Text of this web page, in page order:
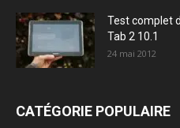
Test complet
Tab 2 10.1
24 mai 2012
CATÉGORIE POPULAIRE